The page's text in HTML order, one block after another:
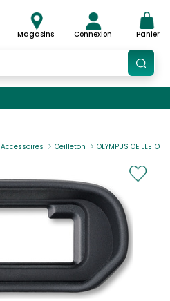
Magasins Connexion Panier
Accessoires Oeilleton OLYMPUS OEILLETON